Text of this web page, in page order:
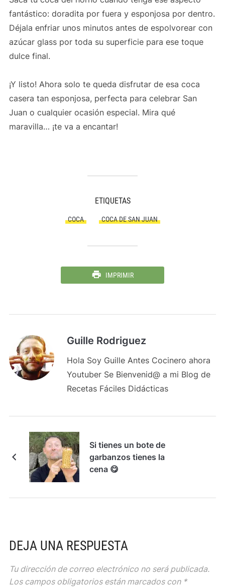
fantástico: doradita por fuera y esponjosa por dentro.
Déjala enfriar unos minutos antes de espolvorear con
azúcar glass por toda su superficie para ese toque
dulce final.
¡Y listo! Ahora solo te queda disfrutar de esa coca
casera tan esponjosa, perfecta para celebrar San
Juan o cualquier ocasión especial. Mira qué
maravilla… ¡te va a encantar!
ETIQUETAS
COCA COCA DE SAN JUAN
IMPRIMIR
Guille Rodriguez
Hola Soy Guille Antes Cocinero ahora
Youtuber Se Bienvenid@ a mi Blog de
Recetas Fáciles Didácticas
Si tienes un bote de
garbanzos tienes la
cena 😋
DEJA UNA RESPUESTA
Tu dirección de correo electrónico no será publicada.
Los campos obligatorios están marcados con *